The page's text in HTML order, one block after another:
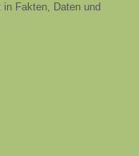
Fakten, Daten und